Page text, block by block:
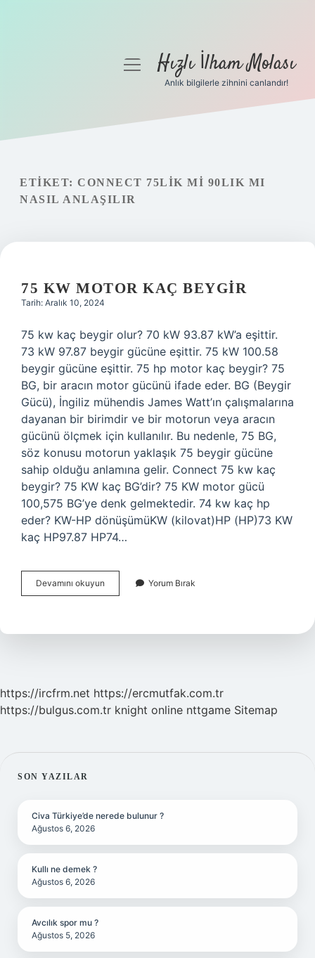
Gizlilik Politikası
Hakkımızda
menüyüHızlı İlham Molası
Anlık bilgilerle zihnini canlandır!
ETIKET: CONNECT 75LIK MI 90LIK MI
NASIL ANLAŞILIR
75 KW MOTOR KAÇ BEYGIR
Tarih: Aralık 10, 2024
75 kw kaç beygir olur? 70 kW 93.87 kW’a eşittir.
73 kW 97.87 beygir gücüne eşittir. 75 kW 100.58
beygir gücüne eşittir. 75 hp motor kaç beygir? 75
BG, bir aracın motor gücünü ifade eder. BG (Beygir
Gücü), İngiliz mühendis James Watt’ın çalışmalarına
dayanan bir birimdir ve bir motorun veya aracın
gücünü ölçmek için kullanılır. Bu nedenle, 75 BG,
söz konusu motorun yaklaşık 75 beygir gücüne
sahip olduğu anlamına gelir. Connect 75 kw kaç
beygir? 75 KW kaç BG’dir? 75 KW motor gücü
100,575 BG’ye denk gelmektedir. 74 kw kaç hp
eder? KW-HP dönüşümüKW (kilovat)HP (HP)73 KW
kaç HP97.87 HP74…
Devamını okuyun
Kw
Beygir
Yorum Bırak
https://ircfrm.net https://ercmutfak.com.tr
https://bulgus.com.tr knight online nttgame Sitemap
SIDEBAR
SON YAZILAR
Civa Türkiye’de nerede bulunur ?
Ağustos 6, 2026
Kullı ne demek ?
Ağustos 6, 2026
Avcılık spor mu ?
Ağustos 5, 2026